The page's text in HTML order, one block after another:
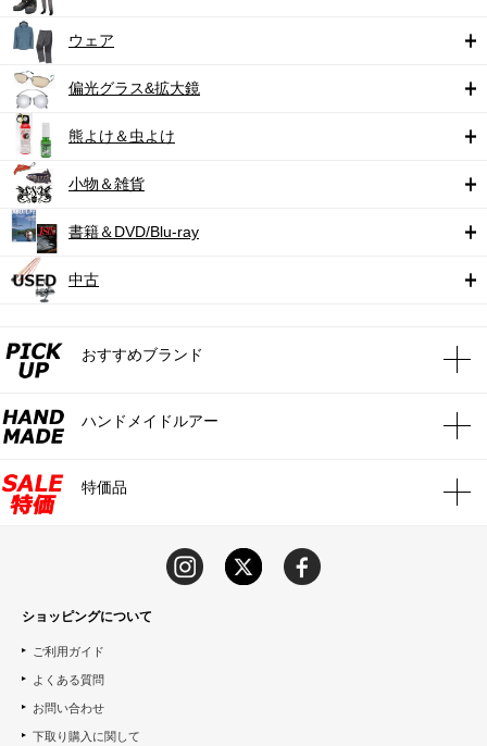
ウェア
偏光グラス&拡大鏡
熊よけ＆虫よけ
小物＆雑貨
書籍＆DVD/Blu-ray
中古
おすすめブランド
ハンドメイドルアー
特価品
ショッピングについて
ご利用ガイド
よくある質問
お問い合わせ
下取り購入に関して